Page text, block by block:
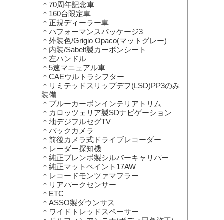
＊70周年記念車
＊160台限定車
＊正規ディーラー車
＊パフォーマンスパッケージ3
＊外装色/Grigio Opaco(マットグレー)
＊内装/Sabelt製カーボンシート
＊左ハンドル
＊5速マニュアル車
＊CAEウルトラシフター
＊リミテッドスリップデフ(LSD)PP3のみ
装備
＊ブルーカーボンインテリアトリム
＊カロッツェリア製SDナビゲーション
＊地デジフルセグTV
＊バックカメラ
＊前後カメラ式ドライブレコーダー
＊レーダー探知機
＊純正ブレンボ製シルバーキャリパー
＊純正マットペイント17AW
＊レコードモンツァマフラー
＊リアパークセンサー
＊ETC
＊ASSO製ダウンサス
＊ワイドトレッドスペーサー